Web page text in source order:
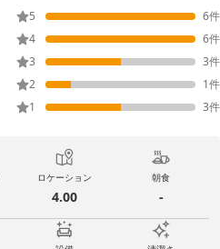
5 6件
4
6件
3
3件
2
1件
1
3件
ロケーション
4.00
朝食
-